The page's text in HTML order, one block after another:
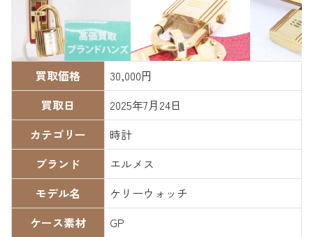
買取価格
30,000円
買取日
2025年7月24日
カテゴリー
時計
ブランド
エルメス
モデル名
ケリーウォッチ
ケース素材
GP